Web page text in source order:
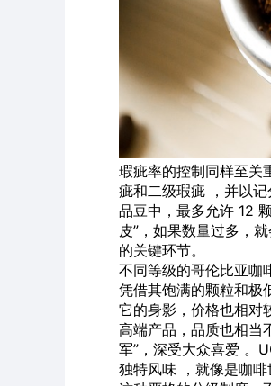
瑕疵率的控制同样至关
疵和二级瑕疵 ，并以
品豆中，最多允许 12
皮”，如果数量过多，
的关键环节。
不同等级的哥伦比亚咖
凭借其饱满的颗粒和极
它的身影，价格也相对
高端产品，品质也相当
军”，深受大众喜爱 。
独特风味 ，就像是咖啡